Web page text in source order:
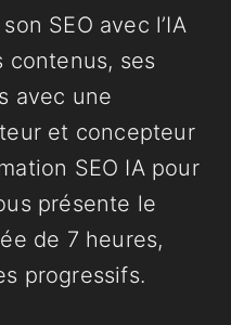
SEO avec l’IA
contenus, ses
avec une
et concepteur
SEO IA pour
présente le
de 7 heures,
progressifs.